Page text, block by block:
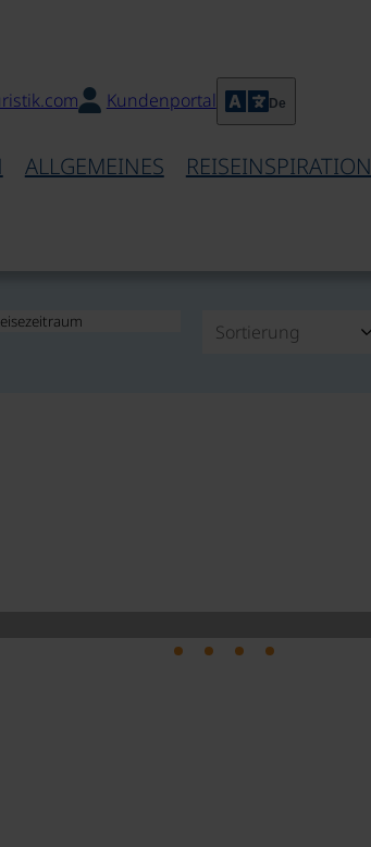
Kundenportal De
ALLGEMEINES REISEINSPIRATION